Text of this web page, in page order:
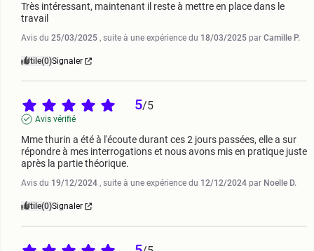
Très intéressant, maintenant il reste à mettre en place dans le
travail
Avis du 25/03/2025 , suite à une expérience du 18/03/2025 par Camille P.
Utile(0)Signaler
5/5
Avis vérifié
Mme thurin a été à l'écoute durant ces 2 jours passées, elle a sur
répondre à mes interrogations et nous avons mis en pratique juste
après la partie théorique.
Avis du 19/12/2024 , suite à une expérience du 12/12/2024 par Noelle D.
Utile(0)Signaler